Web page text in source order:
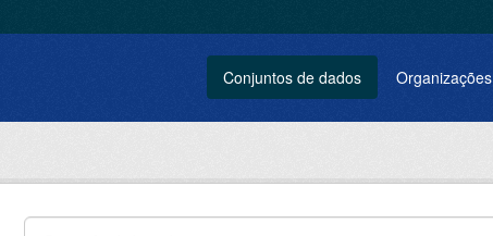
Conjuntos de dados Organizações